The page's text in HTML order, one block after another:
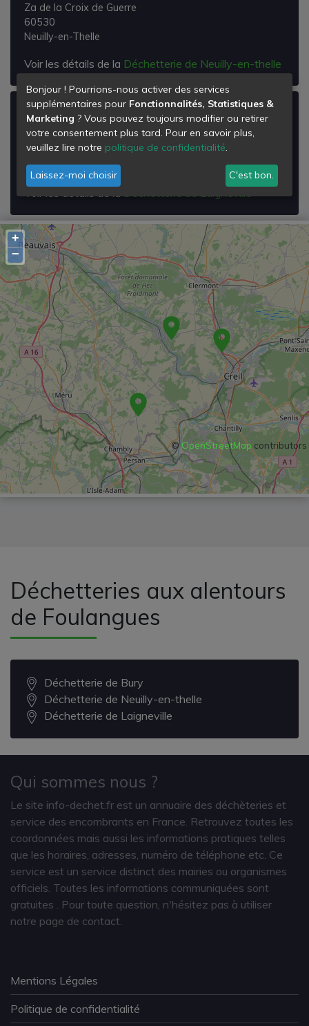
Za de la Croix de Guerre
60530
Neuilly-en-Thelle
Voir les détails de la Déchetterie de Neuilly-en-thelle
Déchetterie de Laigneville
Rue Pierre et Marie Curie
60290
Laigneville
+
−
©OpenStreetMap contributors
Déchetteries aux alentours
de Foulangues
Déchetterie de Bury
Déchetterie de Neuilly-en-thelle
Déchetterie de Laigneville
Qui sommes nous ?
Le site info-dechet.fr est un annuaire des déchèteries et
service des encombrants en France. Retrouvez toutes les
coordonnées mais aussi les informations pratiques telles
que les horaires, adresses, numéro de téléphone etc. Ce
service est un service distinct des mairies ou organismes
officiels. Toutes les informations communiquées sont
gratuites
. Pour toute question, n'hésitez pas à utiliser
notre page de contact.
Mentions Légales
Politique de confidentialité
Bonjour ! Pourrions-nous activer des services
supplémentaires pour Fonctionnalités, Statistiques &
Marketing ? Vous pouvez toujours modifier ou retirer
votre consentement plus tard. Pour en savoir plus,
veuillez lire notre politique de confidentialité.
Laissez-moi choisir C'est bon.